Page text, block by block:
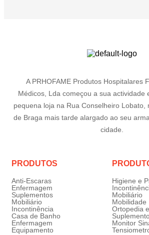
A PRHOFAME Produtos Hospitalares
Médicos, Lda começou a sua actividade
pequena loja na Rua Conselheiro Lobato,
de Braga mais tarde alargado ao seu
cidade.
PRODUTOS
Anti-Escaras
Enfermagem
Suplementos
Mobiliário
Incontinência
Casa de Banho
Enfermagem
Equipamento
Higiene e
Mobiliário
Mobilidade
Ortopedia
Monitor